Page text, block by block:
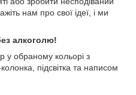
нам про свої ідеї, і ми
алкоголю!
у обраному кольорі з
підсвітка та написом